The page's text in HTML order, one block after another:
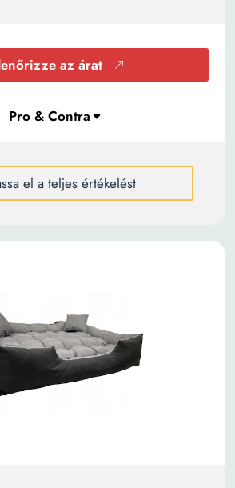
az árat
el a teljes értékelést